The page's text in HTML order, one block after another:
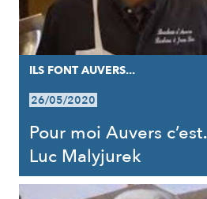
ILS FONT AUVERS...
26/05/2020
Pour moi Auvers
Luc Malyjurek